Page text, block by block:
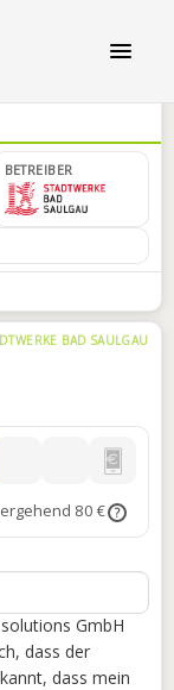
BETREIBER
BAD SAULGAU
80 € ?
GmbH
dass der
dass mein